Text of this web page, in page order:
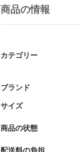
商品の情報
カテゴリー
ブランド
サイズ
商品の状態